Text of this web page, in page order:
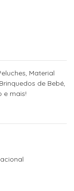
Material
de Bebé,
e mais!